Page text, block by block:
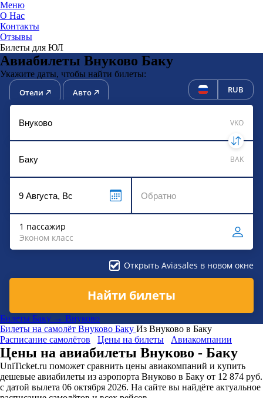
Меню
О Нас
Контакты
Отзывы
Билеты для ЮЛ
Авиабилеты Внуково Баку
Укажите даты, чтобы найти билеты:
Отели Авто RUB
VKO
BAK
1 пассажир
Эконом класс
Открыть Aviasales в новом окне
Найти билеты
Билеты Баку → Внуково
Билеты на самолёт Внуково Баку Из Внуково в Баку
Расписание самолётов
Цены на билеты Авиакомпании
Цены на авиабилеты Внуково - Баку
UniTicket.ru поможет сравнить цены авиакомпаний и купить
дешевые авиабилеты из аэропорта Внуково в Баку от 12 874 руб.
с датой вылета 06 октября 2026. На сайте вы найдёте актуальное